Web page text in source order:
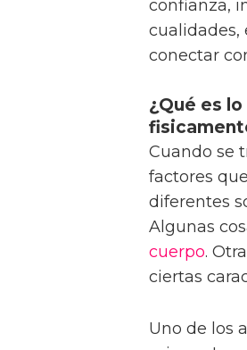
confianza,
cualidades,
conectar
¿Qué es
Cuando se
factores
diferentes
Algunas
cuerpo.
ciertas
Uno de los